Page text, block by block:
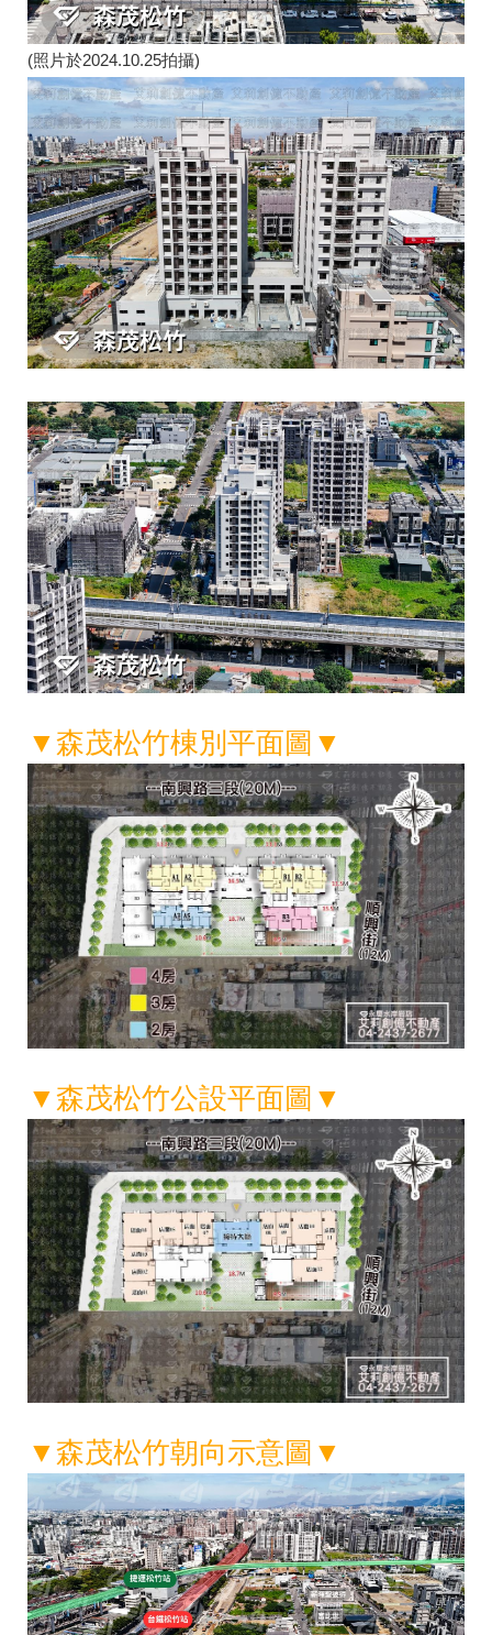
(照片於2024.10.25拍攝)
▼森茂松竹棟別平面圖▼
▼森茂松竹公設平面圖▼
▼森茂松竹朝向示意圖▼